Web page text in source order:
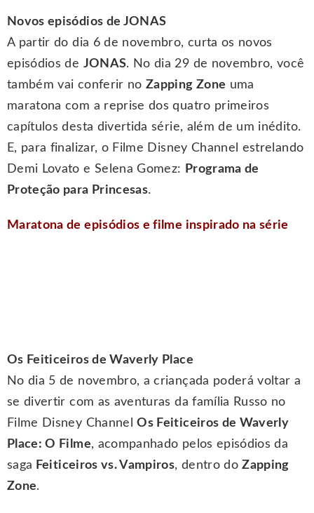
Novos episódios de JONAS
A partir do dia 6 de novembro, curta os novos
episódios de JONAS. No dia 29 de novembro, você
também vai conferir noZapping Zone uma
maratona com a reprise dos quatro primeiros
capítulos desta divertida série, além de um inédito.
E, para finalizar, o Filme Disney Channel estrelando
Demi Lovato e Selena Gomez: Programa de
Proteção para Princesas.
Maratona de episódios e filme inspirado na série
Os Feiticeiros de Waverly Place
No dia 5 de novembro, a criançada poderá voltar a
se divertir com as aventuras da família Russo no
Filme Disney ChannelOs Feiticeiros de Waverly
Place: O Filme, acompanhado pelos episódios da
saga Feiticeiros vs. Vampiros, dentro doZapping
Zone.